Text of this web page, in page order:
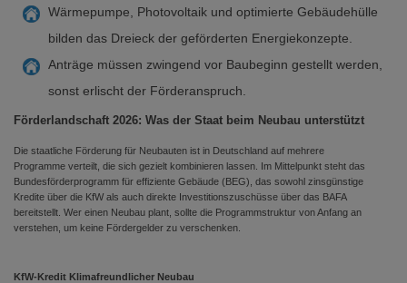
Wärmepumpe, Photovoltaik und optimierte Gebäudehülle
bilden das Dreieck der geförderten Energiekonzepte.
Anträge müssen zwingend vor Baubeginn gestellt werden,
sonst erlischt der Förderanspruch.
Förderlandschaft 2026: Was der Staat beim Neubau unterstützt
Die staatliche Förderung für Neubauten ist in Deutschland auf mehrere
Programme verteilt, die sich gezielt kombinieren lassen. Im Mittelpunkt steht das
Bundesförderprogramm für effiziente Gebäude (BEG), das sowohl zinsgünstige
Kredite über die KfW als auch direkte Investitionszuschüsse über das BAFA
bereitstellt. Wer einen Neubau plant, sollte die Programmstruktur von Anfang an
verstehen, um keine Fördergelder zu verschenken.
KfW-Kredit Klimafreundlicher Neubau